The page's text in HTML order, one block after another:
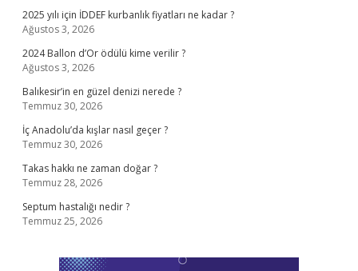
2025 yılı için İDDEF kurbanlık fiyatları ne kadar ?
Ağustos 3, 2026
2024 Ballon d’Or ödülü kime verilir ?
Ağustos 3, 2026
Balıkesir’in en güzel denizi nerede ?
Temmuz 30, 2026
İç Anadolu’da kışlar nasıl geçer ?
Temmuz 30, 2026
Takas hakkı ne zaman doğar ?
Temmuz 28, 2026
Septum hastalığı nedir ?
Temmuz 25, 2026